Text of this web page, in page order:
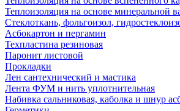
Теплоизоляция на основе минеральной
Стеклоткань, фольгоизол,
Асбокартон и пергамин
Техпластина резиновая
Паронит листовой
Прокладки
Лен сантехнический и мастика
Лента ФУМ и нить уплотнительная
Набивка сальниковая, каболка и шнур